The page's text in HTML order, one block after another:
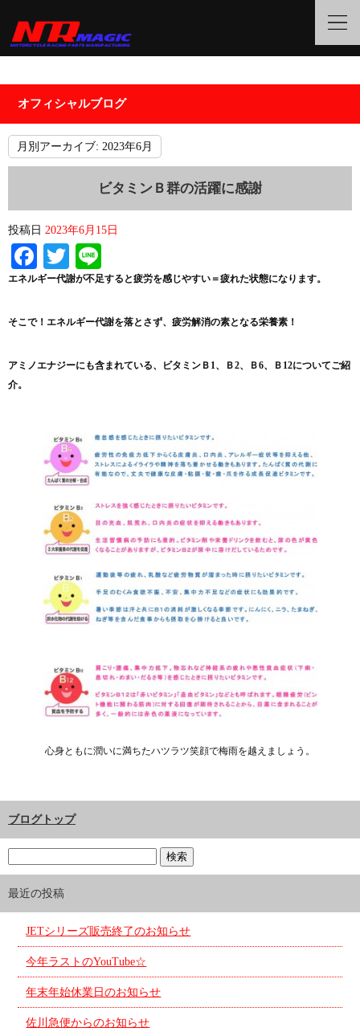
オフィシャルブログ
月別アーカイブ: 2023年6月
ビタミンＢ群の活躍に感謝
投稿日 2023年6月15日
Facebook
Twitter
エネルギー代謝が不足すると疲労を感じやすい＝疲れた状態になります。
そこで！ エネルギー代謝を落とさず、疲労解消の素となる栄養素 ！
アミノエナジーにも含まれている、 ビタミン Ｂ 1、Ｂ2、Ｂ6、Ｂ 12についてご紹
介。
心身ともに潤いに満ちたハツラツ笑顔で梅雨を越えましょう。
ブログトップ
最近の投稿
JETシリーズ販売終了のお知らせ
今年ラストのYouTube☆
年末年始休業日のお知らせ
佐川急便からのお知らせ